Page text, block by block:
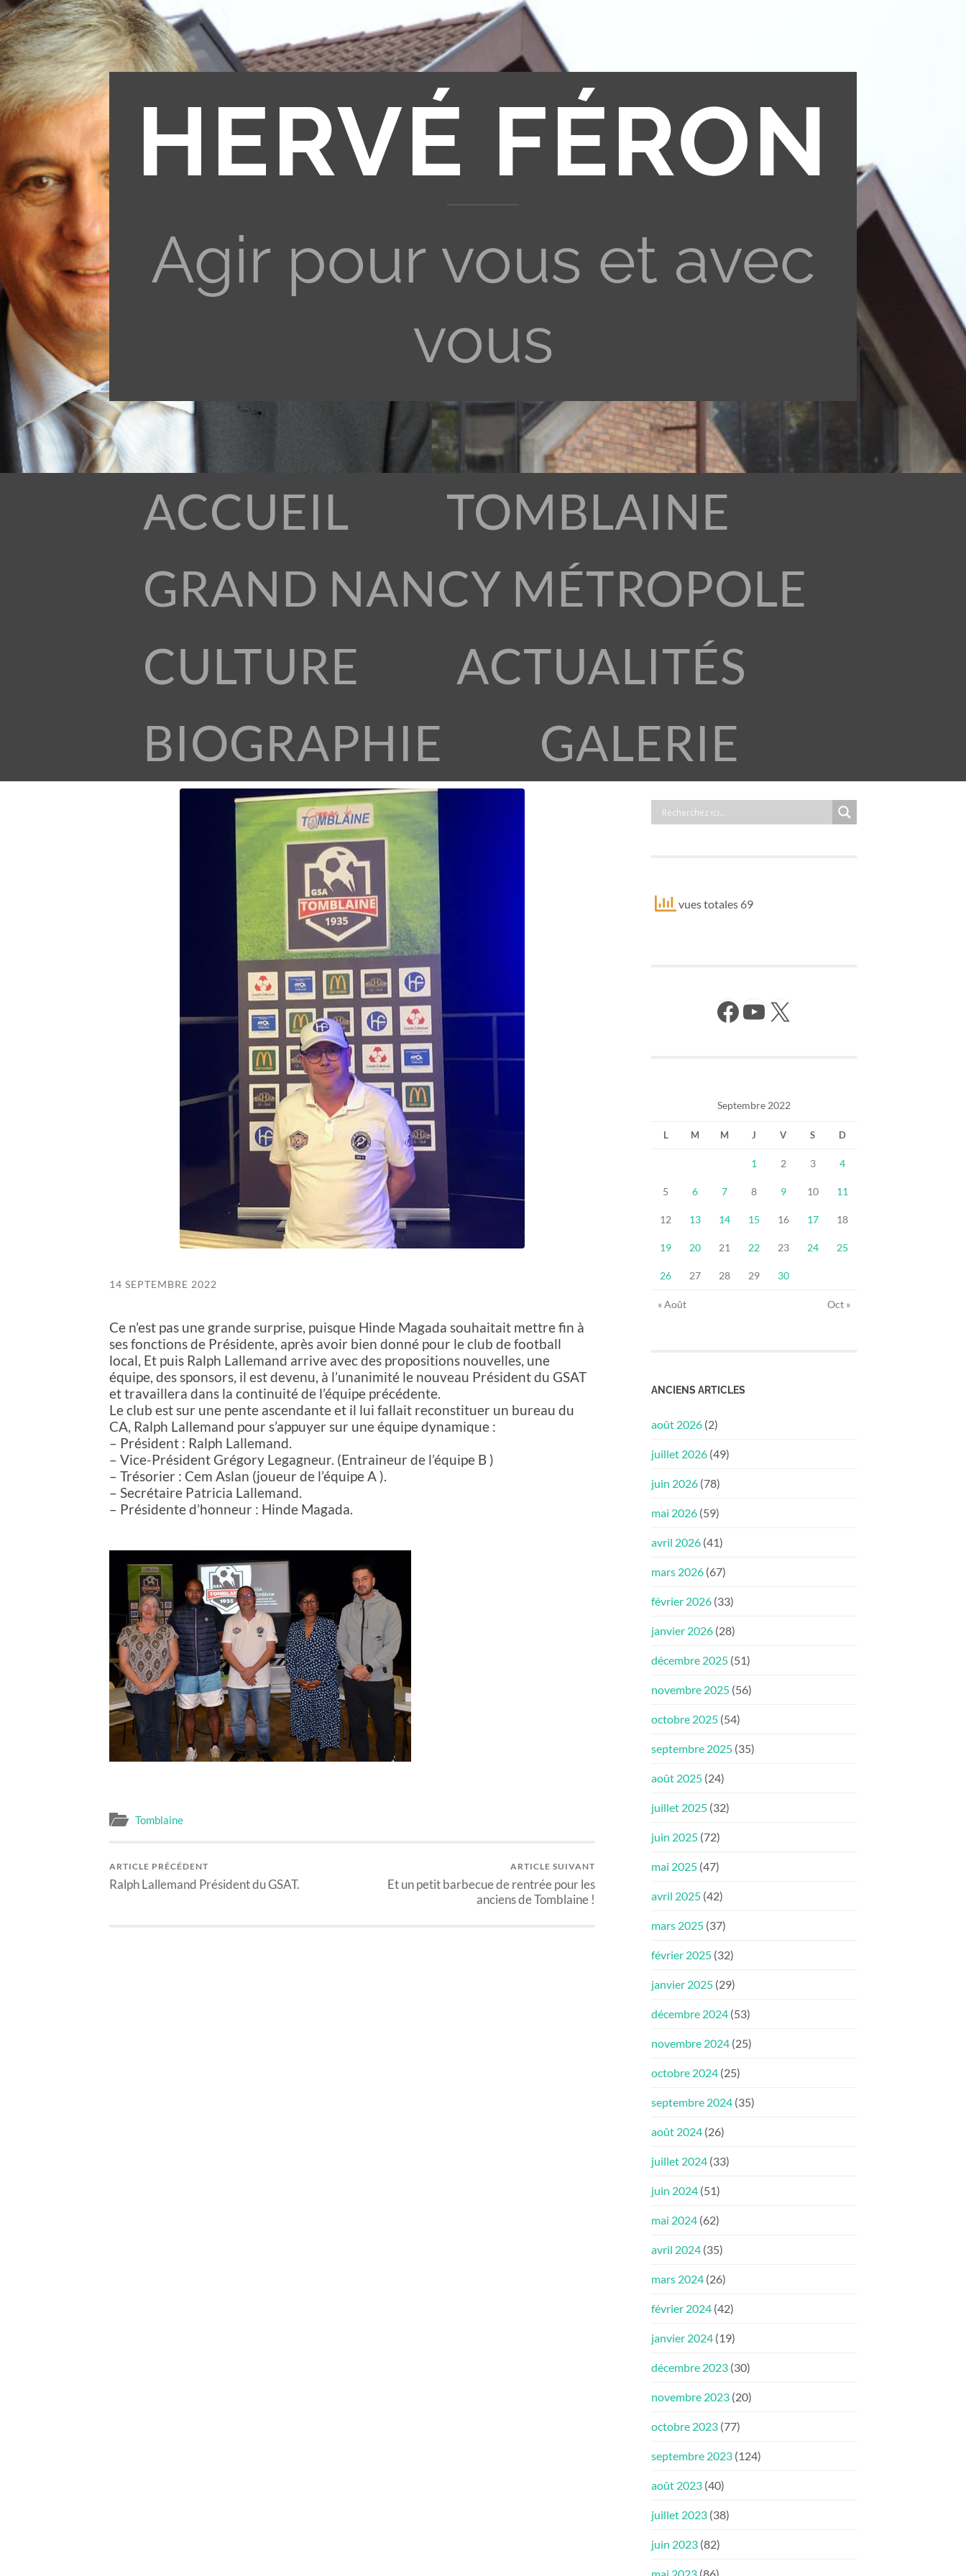
HERVÉ FÉRON
Agir pour vous et avec
vous
ACCUEIL
TOMBLAINE
GRAND NANCY MÉTROPOLE
CULTURE
ACTUALITÉS
BIOGRAPHIE
GALERIE
14 SEPTEMBRE 2022
Ce n’est pas une grande surprise, puisque Hinde Magada souhaitait mettre fin à
ses fonctions de Présidente, après avoir bien donné pour le club de football
local, Et puis Ralph Lallemand arrive avec des propositions nouvelles, une
équipe, des sponsors, il est devenu, à l’unanimité le nouveau Président du GSAT
et travaillera dans la continuité de l’équipe précédente.
Le club est sur une pente ascendante et il lui fallait reconstituer un bureau du
CA, Ralph Lallemand pour s’appuyer sur une équipe dynamique :
– Président : Ralph Lallemand.
– Vice-Président Grégory Legagneur. (Entraineur de l’équipe B )
– Trésorier : Cem Aslan (joueur de l’équipe A ).
– Secrétaire Patricia Lallemand.
– Présidente d’honneur : Hinde Magada.
Tomblaine
ARTICLE PRÉCÉDENT
Ralph Lallemand Président du GSAT.
ARTICLE SUIVANT
Et un petit barbecue de rentrée pour les
anciens de Tomblaine !
vues totales 69
Facebook YouTube X
Septembre 2022
L M M J V S D
1 2 3 4
5 6 7 8 9 10 11
12 13 14 15 16 17 18
19 20 21 22 23 24 25
26 27 28 29 30
« Août Oct »
ANCIENS ARTICLES
août 2026 (2)
juillet 2026 (49)
juin 2026 (78)
mai 2026 (59)
avril 2026 (41)
mars 2026 (67)
février 2026 (33)
janvier 2026 (28)
décembre 2025 (51)
novembre 2025 (56)
octobre 2025 (54)
septembre 2025 (35)
août 2025 (24)
juillet 2025 (32)
juin 2025 (72)
mai 2025 (47)
avril 2025 (42)
mars 2025 (37)
février 2025 (32)
janvier 2025 (29)
décembre 2024 (53)
novembre 2024 (25)
octobre 2024 (25)
septembre 2024 (35)
août 2024 (26)
juillet 2024 (33)
juin 2024 (51)
mai 2024 (62)
avril 2024 (35)
mars 2024 (26)
février 2024 (42)
janvier 2024 (19)
décembre 2023 (30)
novembre 2023 (20)
octobre 2023 (77)
septembre 2023 (124)
août 2023 (40)
juillet 2023 (38)
juin 2023 (82)
mai 2023 (86)